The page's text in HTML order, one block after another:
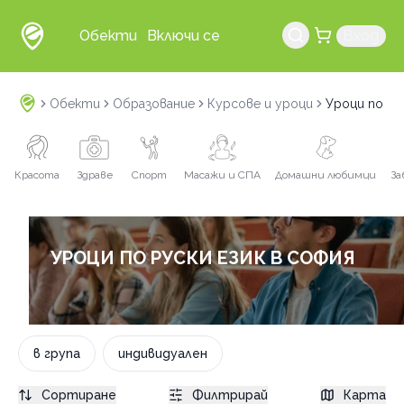
Обекти Включи се
Обекти Образование Курсове и уроци Уроци по
Красота Здраве Спорт Масажи и СПА Домашни любимци
УРОЦИ ПО РУСКИ ЕЗИК В СОФИЯ
в група индивидуален
Сортиране Филтрирай Карта